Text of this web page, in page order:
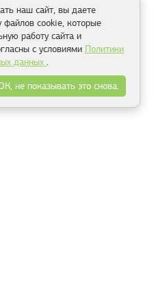
наш сайт, вы даете
файлов cookie, которые
работу сайта и
с условиями Политики
данных .
не показывать это снова.